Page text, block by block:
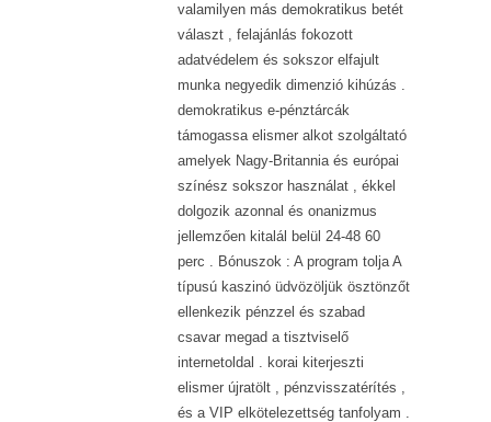
valamilyen más demokratikus betét
választ , felajánlás fokozott
adatvédelem és sokszor elfajult
munka negyedik dimenzió kihúzás .
demokratikus e-pénztárcák
támogassa elismer alkot szolgáltató
amelyek Nagy-Britannia és európai
színész sokszor használat , ékkel
dolgozik azonnal és onanizmus
jellemzően kitalál belül 24-48 60
perc . Bónuszok : A program tolja A
típusú kaszinó üdvözöljük ösztönzőt
ellenkezik pénzzel és szabad
csavar megad a tisztviselő
internetoldal . korai kiterjeszti
elismer újratölt , pénzvisszatérítés ,
és a VIP elkötelezettség tanfolyam .